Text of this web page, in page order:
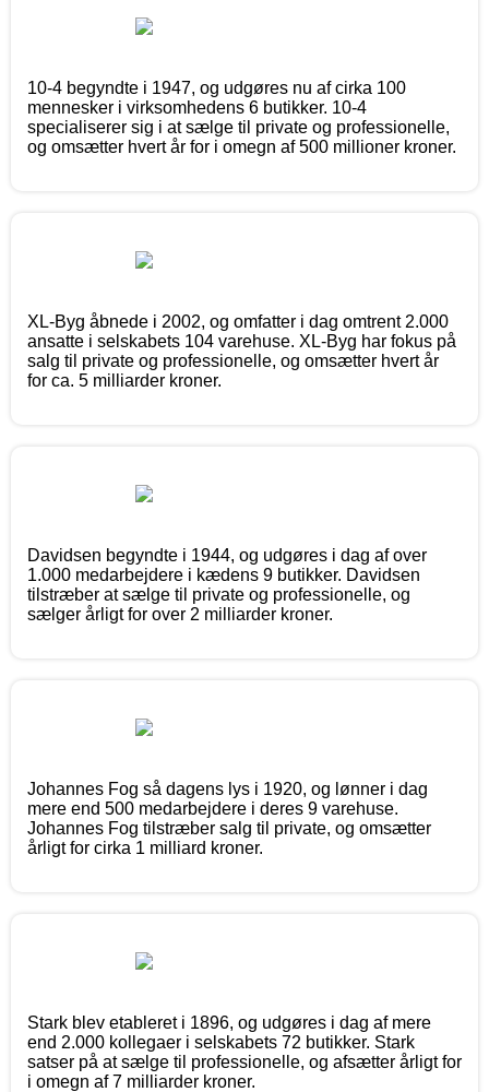
10-4 begyndte i 1947, og udgøres nu af cirka 100
mennesker i virksomhedens 6 butikker. 10-4
specialiserer sig i at sælge til private og professionelle,
og omsætter hvert år for i omegn af 500 millioner kroner.
XL-Byg åbnede i 2002, og omfatter i dag omtrent 2.000
ansatte i selskabets 104 varehuse. XL-Byg har fokus på
salg til private og professionelle, og omsætter hvert år
for ca. 5 milliarder kroner.
Davidsen begyndte i 1944, og udgøres i dag af over
1.000 medarbejdere i kædens 9 butikker. Davidsen
tilstræber at sælge til private og professionelle, og
sælger årligt for over 2 milliarder kroner.
Johannes Fog så dagens lys i 1920, og lønner i dag
mere end 500 medarbejdere i deres 9 varehuse.
Johannes Fog tilstræber salg til private, og omsætter
årligt for cirka 1 milliard kroner.
Stark blev etableret i 1896, og udgøres i dag af mere
end 2.000 kollegaer i selskabets 72 butikker. Stark
satser på at sælge til professionelle, og afsætter årligt for
i omegn af 7 milliarder kroner.